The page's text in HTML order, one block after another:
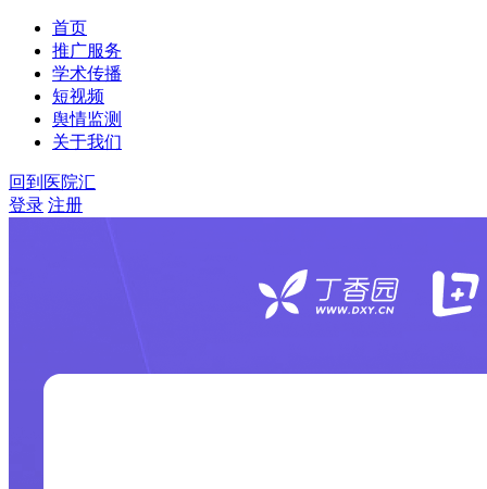
首页
推广服务
学术传播
短视频
舆情监测
关于我们
回到医院汇
登录 注册